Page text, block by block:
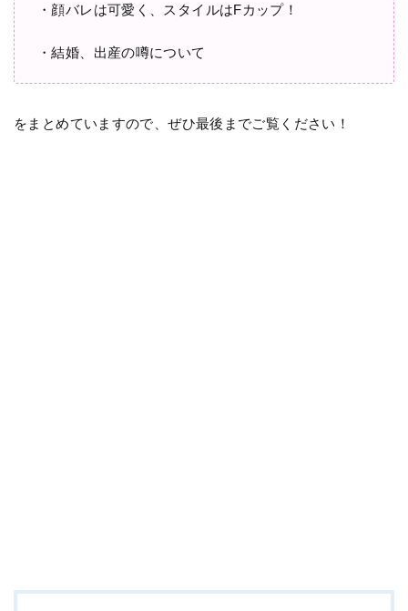
・顔バレは可愛く、スタイルはFカップ！
・結婚、出産の噂について
をまとめていますので、ぜひ最後までご覧ください！